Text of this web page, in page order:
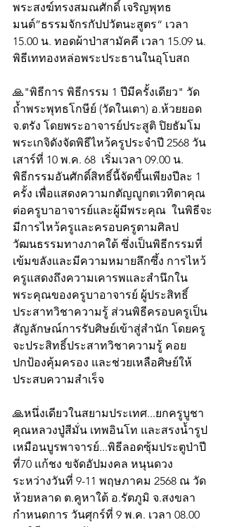
พระสงฆ์ทรงสมณศักดิ์ เจริญพุทธ
มนต์”ธรรมจักรกัปปวัตนะสูตร“ เวลา
15.00 น. ทอดผ้าป่าสามัคคี เวลา 15.09 น.
พิธีเททองหล่อพระประธานในอุโบสถ
🙏"พิธีการ พิธีกรรม 1 ปีมีครั้งเดียว" วัด
ถ้ำพระพุทธโกษีย์ (วัดในเตา) อ.ห้วยยอด
จ.ตรัง โดยพระอาจารย์ประสูติ ปิยธัมโม
พระเกจิดังจัดพิธีไหว้ครูประจำปี 2568 วัน
เสาร์ที่ 10 พ.ค. 68  เริ่มเวลา 09.00 น.
พิธีกรรมอันศักดิ์สิทธิ์นี้จัดขึ้นเพียงปีละ 1
ครั้ง เพื่อแสดงความกตัญญูกตเวทิตาคุณ
ต่อครูบาอาจารย์และผู้มีพระคุณ  ในพิธีจะ
มีการไหว้ครูและครอบครูตามศิลป
วัฒนธรรมทางภาคใต้ ซึ่งเป็นพิธีกรรมที่
เข้มขลังและมีความหมายลึกซึ้ง การไหว้
ครูแสดงถึงความเคารพและสำนึกใน
พระคุณของครูบาอาจารย์ ผู้ประสิทธิ์
ประสาทวิชาความรู้ ส่วนพิธีครอบครูเป็น
สัญลักษณ์การรับศิษย์เข้าสู่สำนัก โดยครู
จะประสิทธิ์ประสาทวิชาความรู้ คอย
ปกป้องคุ้มครอง และช่วยเหลือศิษย์ให้
ประสบความสำเร็จ
🙏หนึ่งเดียวในสยามประเทศ...ยกครูบูชา
คุณหลวงปู่สีมั่น เทพอินโท และสรงน้ำรูป
เหมือนบูรพาจารย์...พิธีลอดซุ้มประตูป่าปี
ที่70 แก้ชง ขจัดอัปมงคล หนุนดวง
ระหว่างวันที่ 9-11 พฤษภาคม 2568 ณ วัด
ห้วยหลาด ต.คูหาใต้ อ.รัตภูมิ จ.สงขลา
กำหนดการ วันศุกร์ที่ 9 พ.ค. เวลา 08.00